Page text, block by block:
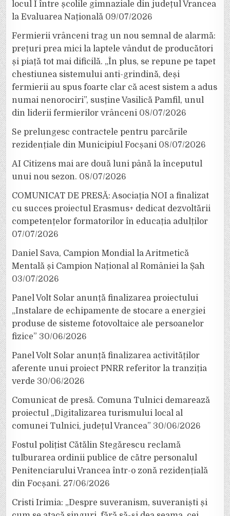
locul I între școlile gimnaziale din județul Vrancea
la Evaluarea Națională 09/07/2026
Fermierii vrânceni trag un nou semnal de alarmă:
prețuri prea mici la laptele vândut de producători
și piață tot mai dificilă. „În plus, se repune pe tapet
chestiunea sistemului anti-grindină, deși
fermierii au spus foarte clar că acest sistem a adus
numai nenorociri”, susține Vasilică Pamfil, unul
din liderii fermierilor vrânceni 08/07/2026
Se prelungesc contractele pentru parcările
rezidențiale din Municipiul Focșani 08/07/2026
AI Citizens mai are două luni până la începutul
unui nou sezon. 08/07/2026
COMUNICAT DE PRESĂ: Asociația NOI a finalizat
cu succes proiectul Erasmus+ dedicat dezvoltării
competențelor formatorilor în educația adulților
07/07/2026
Daniel Sava, Campion Mondial la Aritmetică
Mentală și Campion Național al României la Șah
03/07/2026
Panel Volt Solar anunță finalizarea proiectului
„Instalare de echipamente de stocare a energiei
produse de sisteme fotovoltaice ale persoanelor
fizice” 30/06/2026
Panel Volt Solar anunță finalizarea activităților
aferente unui proiect PNRR referitor la tranziția
verde 30/06/2026
Comunicat de presă. Comuna Tulnici demarează
proiectul „Digitalizarea turismului local al
comunei Tulnici, județul Vrancea” 30/06/2026
Fostul polițist Cătălin Stegărescu reclamă
tulburarea ordinii publice de către personalul
Penitenciarului Vrancea într-o zonă rezidențială
din Focșani. 27/06/2026
Cristi Irimia: „Despre suveranism, suveraniști și